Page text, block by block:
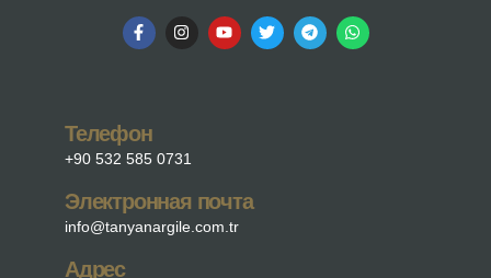
Телефон
+90 532 585 0731
Электронная почта
info@tanyanargile.com.tr
Адрес